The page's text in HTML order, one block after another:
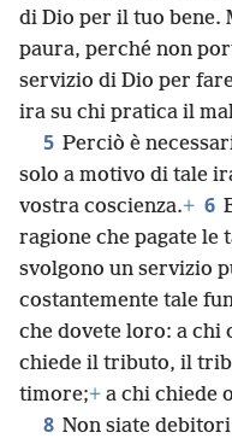
di Dio per il tuo bene.
paura, perché non
servizio di Dio per
ira su chi pratica il
5 Perciò è
solo a motivo di tale
vostra coscienza.+ 6
ragione che pagate le
svolgono un servizio
costantemente tale
che dovete loro: a chi
chiede il tributo, il
timore;+ a chi chiede
8 Non siate